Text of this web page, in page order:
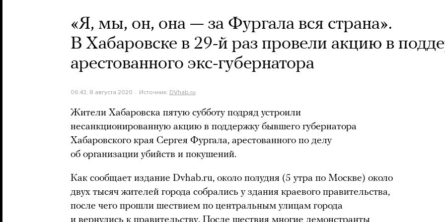
«Я, мы, он, она — за Фургала вся страна».
В Хабаровске в 29-й раз провели акцию в
арестованного экс-губернатора
06:43, 8 августа 2020 Источник: DVhab.ru
Жители Хабаровска пятую субботу подряд устроили
несанкционированную акцию в поддержку бывшего губернатора
Хабаровского края Сергея Фургала, арестованного по делу
об организации убийств и покушений.
Как сообщает издание Dvhab.ru, около полудня (5 утра по Москве) около
двух тысяч жителей города собрались у здания краевого правительства,
после чего прошли шествием по центральным улицам города
и вернулись к правительству. После шествия многие демонстранты